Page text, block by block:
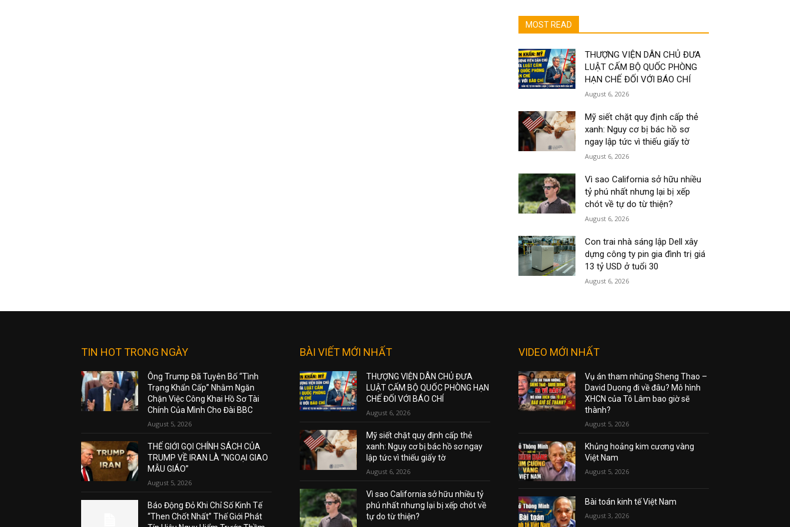
MOST READ
THƯỢNG VIỆN DÂN CHỦ ĐƯA
LUẬT CẤM BỘ QUỐC PHÒNG
HẠN CHẾ ĐỐI VỚI BÁO CHÍ
August 6, 2026
Mỹ siết chặt quy định cấp thẻ
xanh: Nguy cơ bị bác hồ sơ
ngay lập tức vì thiếu giấy tờ
August 6, 2026
Vì sao California sở hữu nhiều
tỷ phú nhất nhưng lại bị xếp
chót về tự do từ thiện?
August 6, 2026
Con trai nhà sáng lập Dell xây
dựng công ty pin gia đình trị giá
13 tỷ USD ở tuổi 30
August 6, 2026
TIN HOT TRONG NGÀY
Ông Trump Đã Tuyên Bố “Tình
Trạng Khẩn Cấp” Nhằm Ngăn
Chặn Việc Công Khai Hồ Sơ Tài
Chính Của Mình Cho Đài BBC
August 5, 2026
THẾ GIỚI GỌI CHÍNH SÁCH CỦA
TRUMP VỀ IRAN LÀ “NGOẠI GIAO
MẪU GIÁO”
August 5, 2026
Báo Động Đỏ Khi Chỉ Số Kinh Tế
“Then Chốt Nhất” Thế Giới Phát
BÀI VIẾT MỚI NHẤT
THƯỢNG VIỆN DÂN CHỦ ĐƯA
LUẬT CẤM BỘ QUỐC PHÒNG HẠN
CHẾ ĐỐI VỚI BÁO CHÍ
August 6, 2026
Mỹ siết chặt quy định cấp thẻ
xanh: Nguy cơ bị bác hồ sơ ngay
lập tức vì thiếu giấy tờ
August 6, 2026
Vì sao California sở hữu nhiều tỷ
phú nhất nhưng lại bị xếp chót về
tự do từ thiện?
VIDEO MỚI NHẤT
Vụ án tham nhũng Sheng Thao –
David Duong đi về đâu? Mô hình
XHCN của Tô Lâm bao giờ sẽ
thành?
August 5, 2026
Khủng hoảng kim cương vàng
Việt Nam
August 5, 2026
Bài toán kinh tế Việt Nam
August 3, 2026